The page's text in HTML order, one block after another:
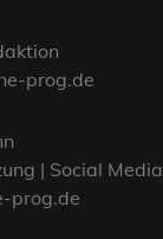
prog.de
| Social Media
prog.de